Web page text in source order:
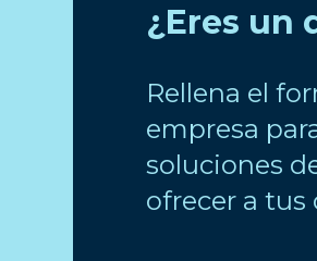
¿Eres un
Rellena el
empresa
soluciones
ofrecer a tus